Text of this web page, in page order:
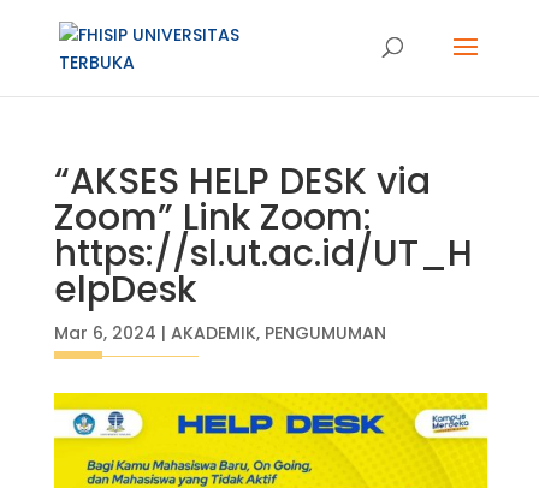
“AKSES HELP DESK via
Zoom” Link Zoom:
https://sl.ut.ac.id/UT_H
elpDesk
Mar 6, 2024 | AKADEMIK, PENGUMUMAN